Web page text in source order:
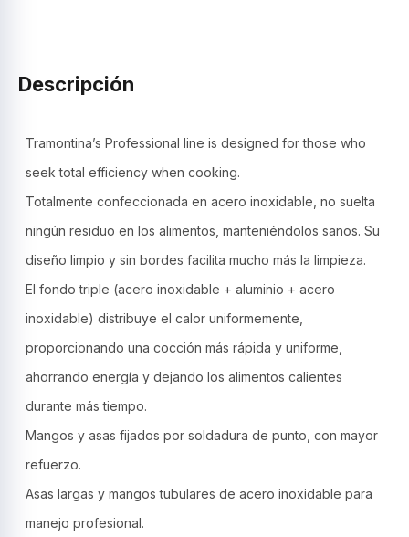
Gourmet.
Descripción
Tramontina’s Professional line is designed for those who
seek total efficiency when cooking.
Totalmente confeccionada en acero inoxidable, no suelta
ningún residuo en los alimentos, manteniéndolos sanos. Su
diseño limpio y sin bordes facilita mucho más la limpieza.
El fondo triple (acero inoxidable + aluminio + acero
inoxidable) distribuye el calor uniformemente,
proporcionando una cocción más rápida y uniforme,
ahorrando energía y dejando los alimentos calientes
durante más tiempo.
Mangos y asas fijados por soldadura de punto, con mayor
refuerzo.
Asas largas y mangos tubulares de acero inoxidable para
manejo profesional.